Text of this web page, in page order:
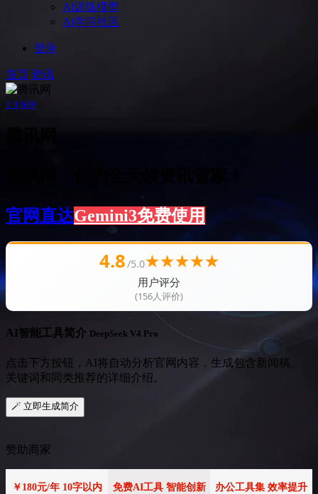
Ai训练模型
Ai学习社区
登录
首页 资讯
0 1,699
腾讯网：你的全天候资讯管家！
官网直达Gemini3免费使用
4.8/5.0★★★★★
用户评分
(156人评价)
AI智能工具简介 DeepSeek V4 Pro
点击下方按钮，AI将自动分析官网内容，生成包含新闻稿、
关键词和同类推荐的详细介绍。
🪄 立即生成简介
赞助商家
￥180元/年 10字以内 免费AI工具 智能创新 办公工具集 效率提升